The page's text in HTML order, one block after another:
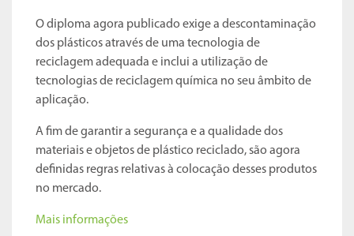
O diploma agora publicado exige a descontaminação
dos plásticos através de uma tecnologia de
reciclagem adequada e inclui a utilização de
tecnologias de reciclagem química no seu âmbito de
aplicação.
A fim de garantir a segurança e a qualidade dos
materiais e objetos de plástico reciclado, são agora
definidas regras relativas à colocação desses produtos
no mercado.
Mais informações